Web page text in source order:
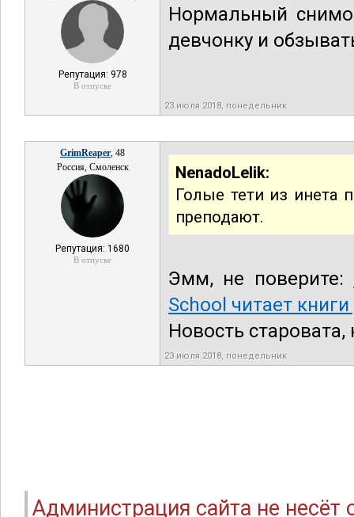
Репутация: 978
В отпуске
Нормальный
девчонку и
23 июля 2018, понедельник
GrimReaper, 48
Россия, Смоленск
Репутация: 1680
В отпуске
NenadoLelik:
Голые тети из инета
преподают.
Эмм, не поверите:
School читает
Новость
23 июля 2018, понедельник
Администрация сайта не